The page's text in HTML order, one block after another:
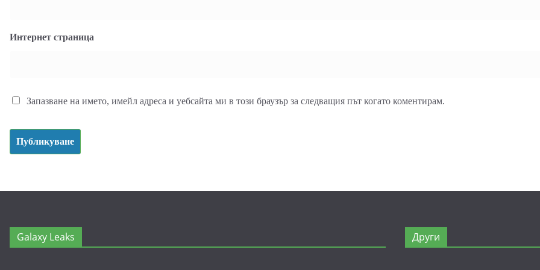
Интернет страница
Запазване на името, имейл адреса и уебсайта ми в този браузър за следващия път когато коментирам.
Galaxy Leaks Други